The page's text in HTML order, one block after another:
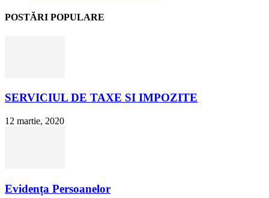
POSTĂRI POPULARE
SERVICIUL DE TAXE SI IMPOZITE
12 martie, 2020
Evidența Persoanelor